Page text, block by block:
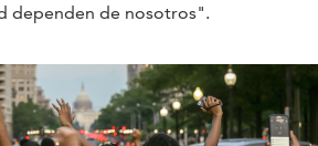
dependen de nosotros".